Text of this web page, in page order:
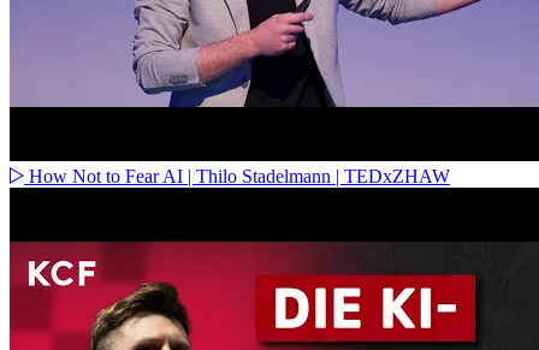
How Not to Fear AI | Thilo Stadelmann | TEDxZHAW